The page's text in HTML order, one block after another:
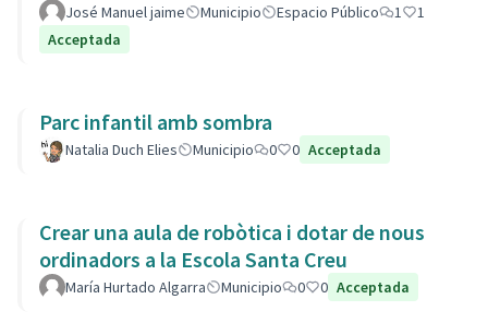
José Manuel jaime Municipio Espacio Público 1
1
Acceptada
Parc infantil amb sombra
Natalia Duch Elies Municipio 0 0 Acceptada
Crear una aula de robòtica i dotar de nous
ordinadors a la Escola Santa Creu
María Hurtado Algarra Municipio 0 0 Acceptada